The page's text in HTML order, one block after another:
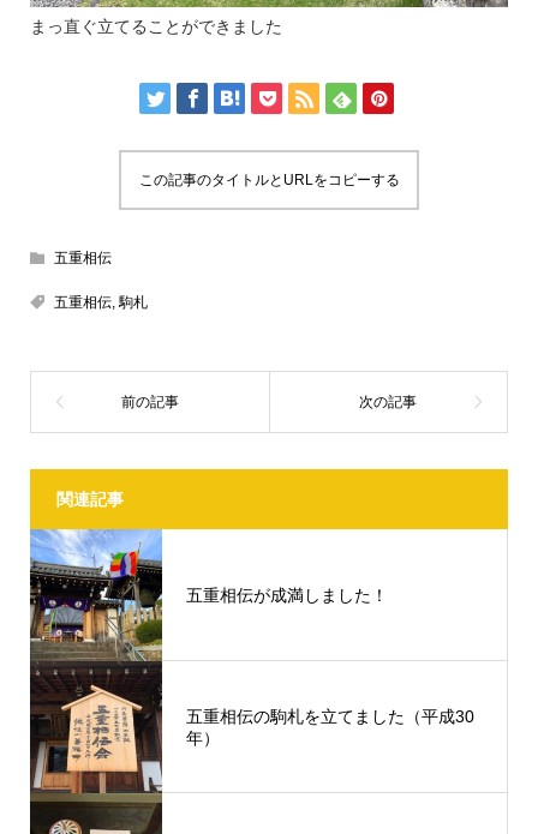
まっ直ぐ立てることができました
この記事のタイトルとURLをコピーする
五重相伝
五重相伝,駒札
関連記事
五重相伝が成満しました！
五重相伝の駒札を立てました（平成30
年）